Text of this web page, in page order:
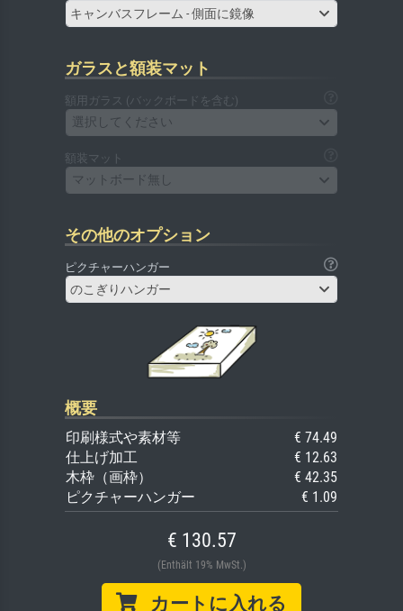
キャンバスフレーム - 側面に鏡像
ガラスと額装マット
額用ガラス (バックボードを含む)
選択してください
額装マット
マットボード無し
その他のオプション
ピクチャーハンガー
のこぎりハンガー
概要
印刷様式や素材等
€ 74.49
仕上げ加工
€ 12.63
木枠（画枠）
€ 42.35
ピクチャーハンガー
€ 1.09
€ 130.57
(Enthält 19% MwSt.)
カートに入れる